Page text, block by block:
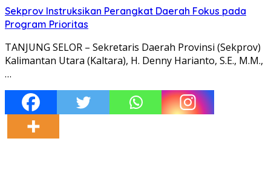
Sekprov Instruksikan Perangkat Daerah Fokus pada
Program Prioritas
TANJUNG SELOR – Sekretaris Daerah Provinsi (Sekprov)
Kalimantan Utara (Kaltara), H. Denny Harianto, S.E., M.M.,
…